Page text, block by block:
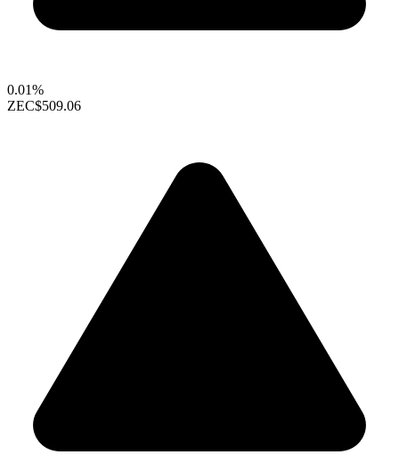
0.01%
ZEC$509.06